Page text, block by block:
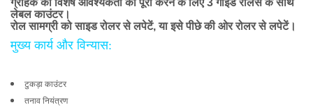
ग्राहक की विशेष आवश्यकता को पूरा करने के लिए 3 गाइड रोलर्स के साथ
लेबल काउंटर।
रोल सामग्री को साइड रोलर से लपेटें, या इसे पीछे की ओर रोलर से लपेटें।
मुख्य कार्य और विन्यास:
टुकड़ा काउंटर
तनाव नियंत्रण